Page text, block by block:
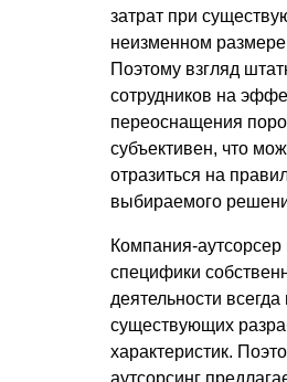
затрат при
неизменном
Поэтому взгляд
сотрудников на
переоснащения
субъективен, что
отразиться на
выбираемого
Компания-аутсорсер
специфики
деятельности всегда
существующих
характеристик.
аутсорсинг